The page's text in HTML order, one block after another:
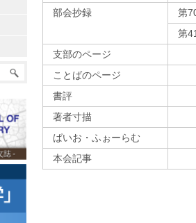
部会抄録
第
第
支部のページ
ことばのページ
書評
著者寸描
ばいお・ふぉーらむ
本会記事